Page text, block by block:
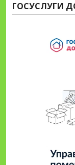
ГОСУСЛУГИ